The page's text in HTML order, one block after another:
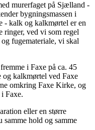
murerfaget på Sjælland -
bygningsmassen i
- kalk og kalkmørtel er en
ringer, ved vi som regel
fugemateriale, vi skal
i Faxe på ca. 45
og kalkmørtel ved Faxe
omkring Faxe Kirke, og
Faxe.
eller en større
hold og samme